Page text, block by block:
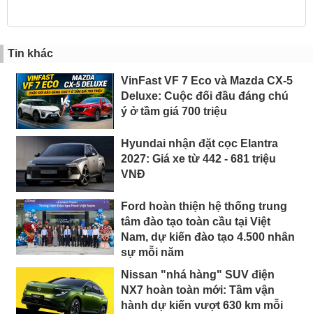
Tin khác
VinFast VF 7 Eco và Mazda CX-5
Deluxe: Cuộc đối đầu đáng chú
ý ở tầm giá 700 triệu
Hyundai nhận đặt cọc Elantra
2027: Giá xe từ 442 - 681 triệu
VNĐ
Ford hoàn thiện hệ thống trung
tâm đào tạo toàn cầu tại Việt
Nam, dự kiến đào tạo 4.500 nhân
sự mỗi năm
Nissan "nhá hàng" SUV điện
NX7 hoàn toàn mới: Tầm vận
hành dự kiến vượt 630 km mỗi